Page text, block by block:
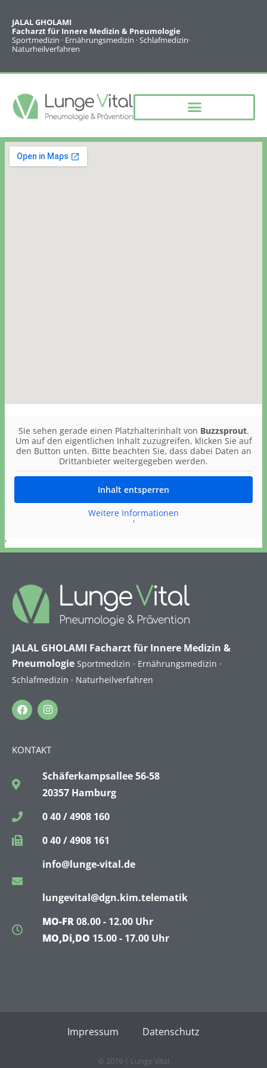
JALAL GHOLAMI
Facharzt für Innere Medizin & Pneumologie
Sportmedizin · Ernährungsmedizin · Schlafmedizin·
Naturheilverfahren
Sie sehen gerade einen Platzhalterinhalt von Buzzsprout.
Um auf den eigentlichen Inhalt zuzugreifen, klicken Sie auf
den Button unten. Bitte beachten Sie, dass dabei Daten an
Drittanbieter weitergegeben werden.
Inhalt entsperren
Weitere Informationen
'
'
JALAL GHOLAMI Facharzt für Innere Medizin &
Pneumologie Sportmedizin · Ernährungsmedizin ·
Schlafmedizin · Naturheilverfahren
KONTAKT
Schäferkampsallee 56-58
20357 Hamburg
0 40 / 4908 160
0 40 / 4908 161
info@lunge-vital.de
lungevital@dgn.kim.telematik
MO-FR08.00 - 12.00 Uhr
MO,Di,DO 15.00 - 17.00 Uhr
© 2019 | Lunge Vital
Impressum Datenschutz